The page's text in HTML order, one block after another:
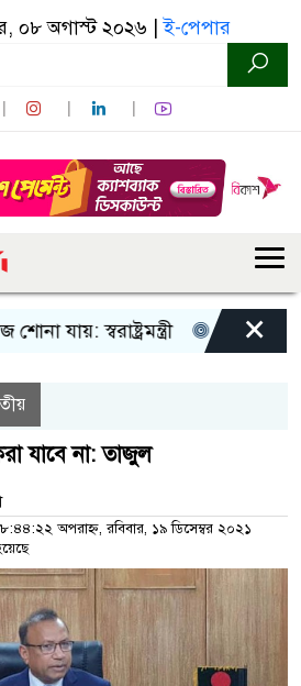
০৮ অগাস্ট ২০২৬ |ই-পেপার
স্বরাষ্ট্রমন্ত্রী তিন দিনের
×
যাবে না: তাজুল
অপরাহ্ন, রবিবার, ১৯ ডিসেম্বর ২০২১